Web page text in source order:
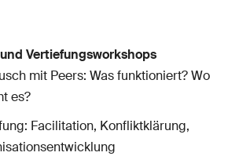
Vertiefungsworkshops
mit Peers: Was funktioniert? Wo
es?
Facilitation, Konfliktklärung,